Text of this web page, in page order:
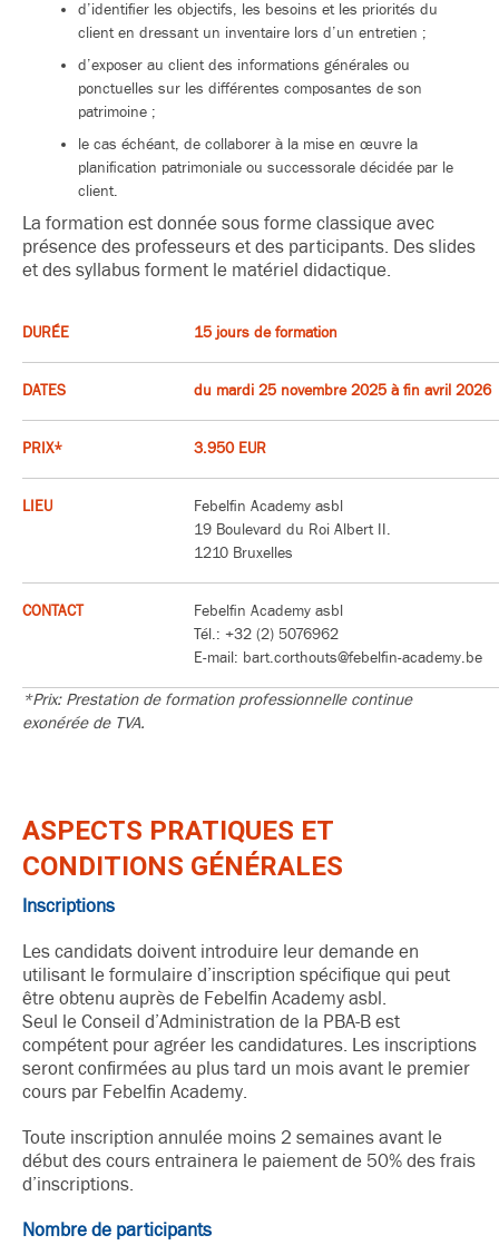
d’identifier les objectifs, les besoins et les priorités du
client en dressant un inventaire lors d’un entretien ;
d’exposer au client des informations générales ou
ponctuelles sur les différentes composantes de son
patrimoine ;
le cas échéant, de collaborer à la mise en œuvre la
planification patrimoniale ou successorale décidée par le
client.
La formation est donnée sous forme classique avec
présence des professeurs et des participants. Des slides
et des syllabus forment le matériel didactique.
DURÉE 15 jours de formation
DATES du mardi 25 novembre 2025 à fin avril 2026
PRIX* 3.950 EUR
LIEU
Febelfin Academy asbl
19 Boulevard du Roi Albert II.
1210 Bruxelles
CONTACT
Febelfin Academy asbl
Tél.: +32 (2) 5076962
E-mail: bart.corthouts@febelfin-academy.be
*Prix: Prestation de formation professionnelle continue
exonérée de TVA.
ASPECTS PRATIQUES ET
CONDITIONS GÉNÉRALES
Inscriptions
Les candidats doivent introduire leur demande en
utilisant le formulaire d’inscription spécifique qui peut
être obtenu auprès de Febelfin Academy asbl.
Seul le Conseil d’Administration de la PBA-B est
compétent pour agréer les candidatures. Les inscriptions
seront confirmées au plus tard un mois avant le premier
cours par Febelfin Academy.
Toute inscription annulée moins 2 semaines avant le
début des cours entrainera le paiement de 50% des frais
d’inscriptions.
Nombre de participants